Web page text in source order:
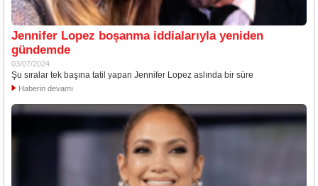
Jennifer Lopez boşanma iddialarıyla yeniden
gündemde
03/07/2024
Şu sıralar tek başına tatil yapan Jennifer Lopez aslında bir süre
Haberin devamı